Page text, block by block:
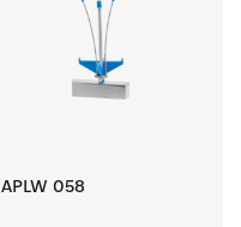
APLW 058